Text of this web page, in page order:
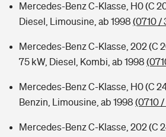
Mercedes-Benz C-Klasse, H0 (C
Diesel, Limousine, ab 1998 (0710 /
Mercedes-Benz C-Klasse, 202 (C
75 kW, Diesel, Kombi, ab 1998
Mercedes-Benz C-Klasse, H0 (C
Benzin, Limousine, ab 1998 (0710 /
Mercedes-Benz C-Klasse, 202 (C